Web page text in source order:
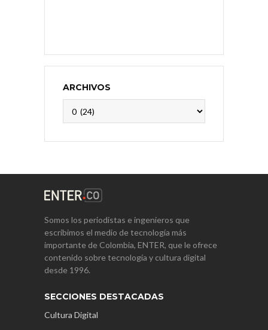
ARCHIVOS
Somos los periodistas e ingenieros que
escribimos el medio de tecnología más
importante de Colombia, ENTER, que le ofrece
contenido sobre tecnología y cultura digital
desde 1996.
SECCIONES DESTACADAS
Cultura Digital